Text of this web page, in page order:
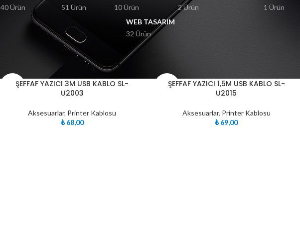
40 Ürün
51 Ürün
10 Ürün
2 Ürün
1 Ürün
WEB TASARIM
32 Ürün
Ürünler “printer kablo” olarak etiketlendi
TÜKE
NDI
ŞEFFAF YAZICI 3M USB KABLO SL-
U2003
Aksesuarlar, Printer Kablosu
₺68,00
TÜKE
NDI
ŞEFFAF YAZICI 1,5M USB KABLO SL-
U2015
Aksesuarlar, Printer Kablosu
₺69,00